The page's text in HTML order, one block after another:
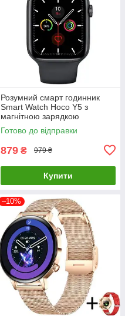
Розумний смарт годинник
Smart Watch Hoco Y5 з
магнітною зарядкою
(Чорний)
Готово до відправки
879 ₴ 979 ₴
Купити
–10%